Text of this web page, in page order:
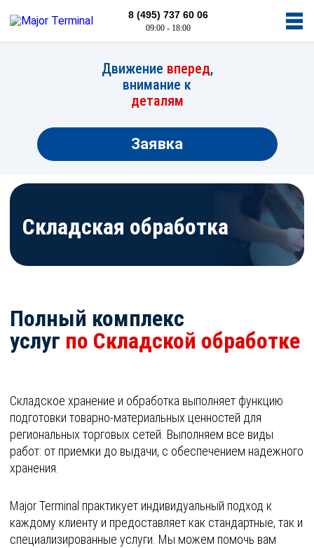
8 (495) 737 60 06
09:00 - 18:00
Движение вперед,
внимание к
деталям
Заявка
Складская обработка
Полный комплекс
услуг по Складской обработке
Складское хранение и обработка выполняет функцию
подготовки товарно-материальных ценностей для
региональных торговых сетей. Выполняем все виды
работ: от приемки до выдачи, с обеспечением надежного
хранения.
Major Terminal практикует индивидуальный подход к
каждому клиенту и предоставляет как стандартные, так и
специализированные услуги. Мы можем помочь вам